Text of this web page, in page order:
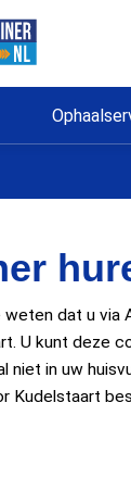
dat u via
U kunt deze
niet in uw
Kudelstaart